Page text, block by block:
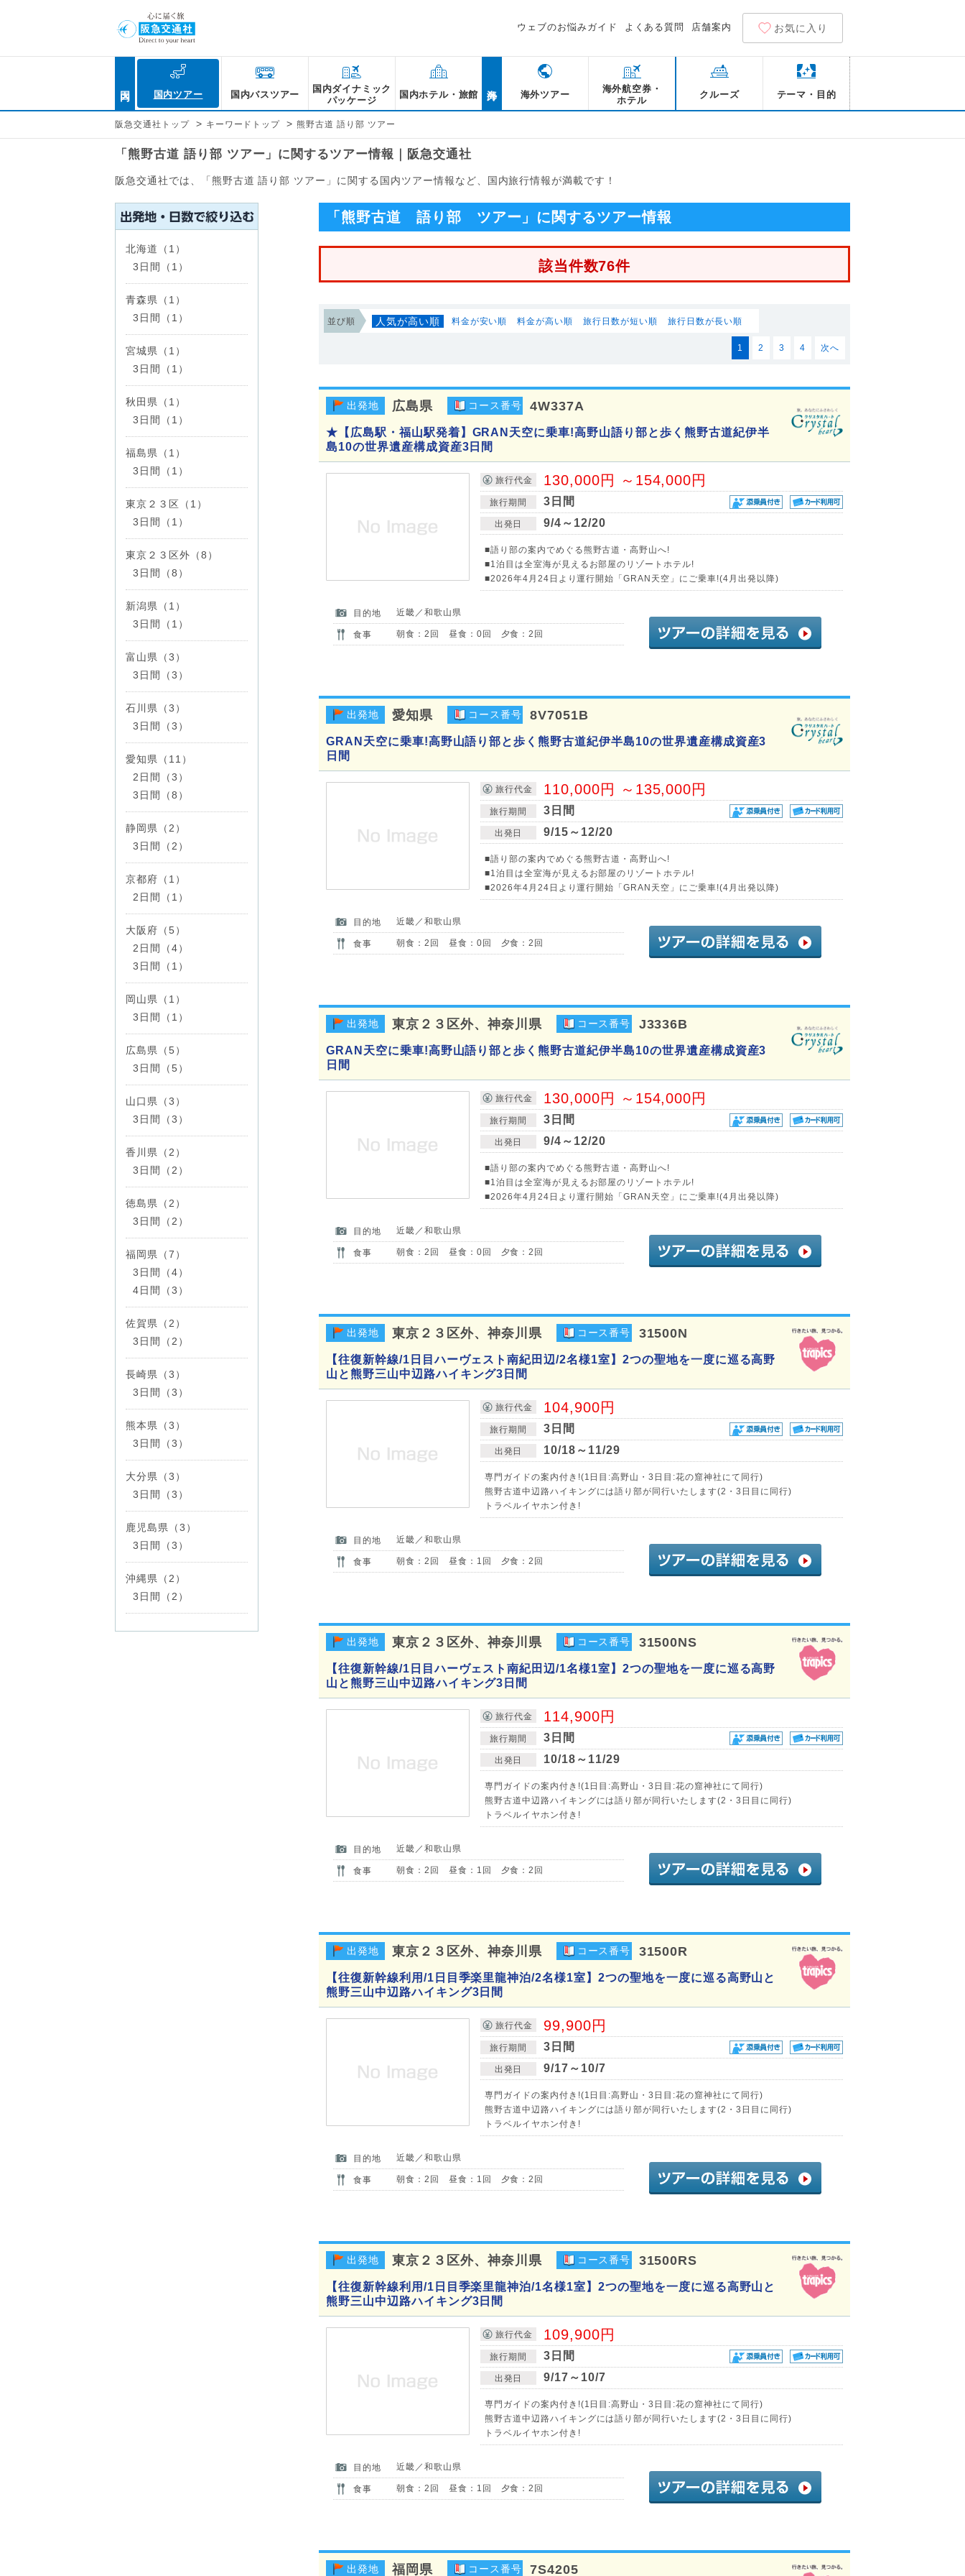
ウェブのお悩みガイド よくある質問 店舗案内 お気に入り
国内ツアー 国内バスツアー
国内ダイナミック
パッケージ
国内ホテル・旅館 海外ツアー
海外航空券・
ホテル
クルーズ テーマ・目的
阪急交通社トップ > キーワードトップ > 熊野古道 語り部 ツアー
「熊野古道 語り部 ツアー」に関するツアー情報｜阪急交通社
阪急交通社では、「熊野古道 語り部 ツアー」に関する国内ツアー情報など、国内旅行情報が満載です！
「熊野古道 語り部 ツアー」に関するツアー情報
該当件数76件
並び順 人気が高い順 料金が安い順 料金が高い順 旅行日数が短い順 旅行日数が長い順
1 2 3 4 次へ
出発地 広島県 コース番号 4W337A
★【広島駅・福山駅発着】GRAN天空に乗車!高野山語り部と歩く熊野古道紀伊半
島10の世界遺産構成資産3日間
旅行代金 130,000円 ～154,000円
旅行期間 3日間
出発日 9/4～12/20
■語り部の案内でめぐる熊野古道・高野山へ!
■1泊目は全室海が見えるお部屋のリゾートホテル!
■2026年4月24日より運行開始「GRAN天空」にご乗車!(4月出発以降)
目的地 近畿／和歌山県
食事 朝食：2回 昼食：0回 夕食：2回
出発地 愛知県 コース番号 8V7051B
GRAN天空に乗車!高野山語り部と歩く熊野古道紀伊半島10の世界遺産構成資産3
日間
旅行代金 110,000円 ～135,000円
旅行期間 3日間
出発日 9/15～12/20
■語り部の案内でめぐる熊野古道・高野山へ!
■1泊目は全室海が見えるお部屋のリゾートホテル!
■2026年4月24日より運行開始「GRAN天空」にご乗車!(4月出発以降)
目的地 近畿／和歌山県
食事 朝食：2回 昼食：0回 夕食：2回
出発地 東京２３区外、神奈川県 コース番号 J3336B
GRAN天空に乗車!高野山語り部と歩く熊野古道紀伊半島10の世界遺産構成資産3
日間
旅行代金 130,000円 ～154,000円
旅行期間 3日間
出発日 9/4～12/20
■語り部の案内でめぐる熊野古道・高野山へ!
■1泊目は全室海が見えるお部屋のリゾートホテル!
■2026年4月24日より運行開始「GRAN天空」にご乗車!(4月出発以降)
目的地 近畿／和歌山県
食事 朝食：2回 昼食：0回 夕食：2回
出発地 東京２３区外、神奈川県 コース番号 31500N
【往復新幹線/1日目ハーヴェスト南紀田辺/2名様1室】2つの聖地を一度に巡る高野
山と熊野三山中辺路ハイキング3日間
旅行代金 104,900円
旅行期間 3日間
出発日 10/18～11/29
専門ガイドの案内付き!(1日目:高野山・3日目:花の窟神社にて同行)
熊野古道中辺路ハイキングには語り部が同行いたします(2・3日目に同行)
トラベルイヤホン付き!
目的地 近畿／和歌山県
食事 朝食：2回 昼食：1回 夕食：2回
出発地 東京２３区外、神奈川県 コース番号 31500NS
【往復新幹線/1日目ハーヴェスト南紀田辺/1名様1室】2つの聖地を一度に巡る高野
山と熊野三山中辺路ハイキング3日間
旅行代金 114,900円
旅行期間 3日間
出発日 10/18～11/29
専門ガイドの案内付き!(1日目:高野山・3日目:花の窟神社にて同行)
熊野古道中辺路ハイキングには語り部が同行いたします(2・3日目に同行)
トラベルイヤホン付き!
目的地 近畿／和歌山県
食事 朝食：2回 昼食：1回 夕食：2回
出発地 東京２３区外、神奈川県 コース番号 31500R
【往復新幹線利用/1日目季楽里龍神泊/2名様1室】2つの聖地を一度に巡る高野山と
熊野三山中辺路ハイキング3日間
旅行代金 99,900円
旅行期間 3日間
出発日 9/17～10/7
専門ガイドの案内付き!(1日目:高野山・3日目:花の窟神社にて同行)
熊野古道中辺路ハイキングには語り部が同行いたします(2・3日目に同行)
トラベルイヤホン付き!
目的地 近畿／和歌山県
食事 朝食：2回 昼食：1回 夕食：2回
出発地 東京２３区外、神奈川県 コース番号 31500RS
【往復新幹線利用/1日目季楽里龍神泊/1名様1室】2つの聖地を一度に巡る高野山と
熊野三山中辺路ハイキング3日間
旅行代金 109,900円
旅行期間 3日間
出発日 9/17～10/7
専門ガイドの案内付き!(1日目:高野山・3日目:花の窟神社にて同行)
熊野古道中辺路ハイキングには語り部が同行いたします(2・3日目に同行)
トラベルイヤホン付き!
目的地 近畿／和歌山県
食事 朝食：2回 昼食：1回 夕食：2回
出発地 福岡県 コース番号 7S4205
北海道（1）
3日間（1）
青森県（1）
3日間（1）
宮城県（1）
3日間（1）
秋田県（1）
3日間（1）
福島県（1）
3日間（1）
東京２３区（1）
3日間（1）
東京２３区外（8）
3日間（8）
新潟県（1）
3日間（1）
富山県（3）
3日間（3）
石川県（3）
3日間（3）
愛知県（11）
2日間（3）
3日間（8）
静岡県（2）
3日間（2）
京都府（1）
2日間（1）
大阪府（5）
2日間（4）
3日間（1）
岡山県（1）
3日間（1）
広島県（5）
3日間（5）
山口県（3）
3日間（3）
香川県（2）
3日間（2）
徳島県（2）
3日間（2）
福岡県（7）
3日間（4）
4日間（3）
佐賀県（2）
3日間（2）
長崎県（3）
3日間（3）
熊本県（3）
3日間（3）
大分県（3）
3日間（3）
鹿児島県（3）
3日間（3）
沖縄県（2）
3日間（2）